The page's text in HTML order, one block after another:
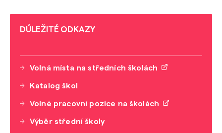
DŮLEŽITÉ ODKAZY
Volná místa na středních školách
Katalog škol
Volné pracovní pozice na školách
Výběr střední školy